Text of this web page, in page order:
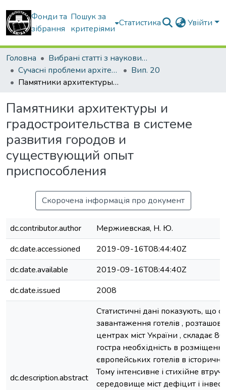
Фонди та
зібрання
Пошук за
критеріями
Статистика Увійти
Головна
Вибрані статті з наукових збірників КНУБА
Сучасні проблеми архітектури та містобудування
Вип. 20
Памятники архитектуры и градостроительства в системе развития городов и существующий опыт приспособления
Памятники архитектуры и
градостроительства в системе
развития городов и
существующий опыт
приспособления
Скорочена інформація про документ
dc.contributor.author
Мержиевская, Н. Ю.
dc.date.accessioned
2019-09-16T08:44:40Z
dc.date.available
2019-09-16T08:44:40Z
dc.date.issued
2008
dc.description.abstract
Статистичні дані показують, що
завантаження готелів ,
центрах міст України , складає
гостра необхідність в
європейських готелів в
Тому інтенсивне і стихійне
середовище міст дефіцит і